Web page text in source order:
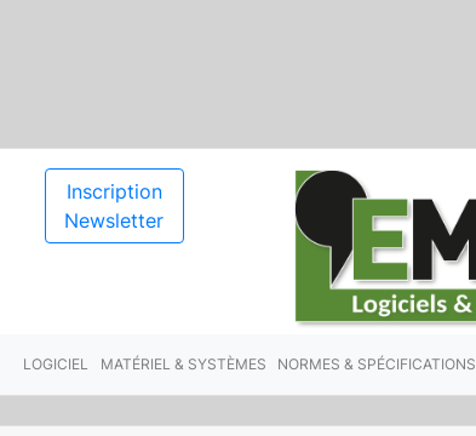
Inscription
Newsletter
LOGICIEL MATÉRIEL & SYSTÈMES NORMES & SPÉCIFICATIONS